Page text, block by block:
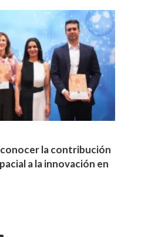
la contribución
a la innovación en